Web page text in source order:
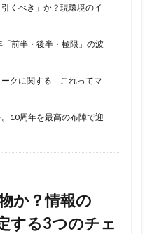
くべき」か？現環境のイ
前半・後半・極限」の波
クに関する「これってマ
10周年を最高の布陣で迎
か？情報の
する3つのチェ